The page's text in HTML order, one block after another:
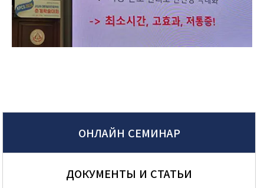
ОНЛАЙН СЕМИНАР
ДОКУМЕНТЫ И СТАТЬИ